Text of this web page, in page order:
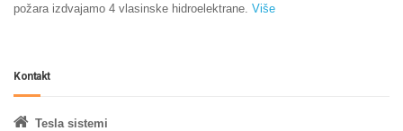
požara izdvajamo 4 vlasinske hidroelektrane. Više
Kontakt
Tesla sistemi